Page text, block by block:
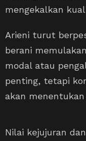
mengekalkan
Arieni turut
berani
modal atau
penting, tetapi
akan menentukan
Nilai kejujuran